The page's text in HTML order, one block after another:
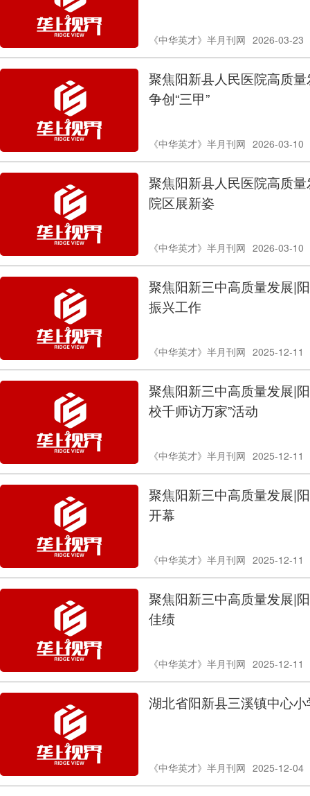
《中华英才》半月刊网 2026-03-23
聚焦阳新县人民医院高质
争创“三甲”
《中华英才》半月刊网 2026-03-10
聚焦阳新县人民医院高质
院区展新姿
《中华英才》半月刊网 2026-03-10
聚焦阳新三中高质量发展|
振兴工作
《中华英才》半月刊网 2025-12-11
聚焦阳新三中高质量发展|
校千师访万家”活动
《中华英才》半月刊网 2025-12-11
聚焦阳新三中高质量发展|
开幕
《中华英才》半月刊网 2025-12-11
聚焦阳新三中高质量发展|
佳绩
《中华英才》半月刊网 2025-12-11
湖北省阳新县三溪镇中心
《中华英才》半月刊网 2025-12-04